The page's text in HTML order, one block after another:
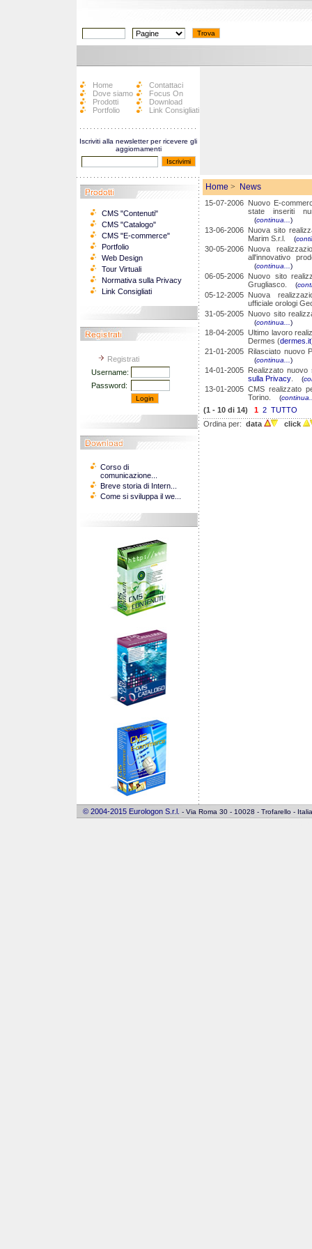
Home
Contattaci
Dove siamo
Focus On
Prodotti
Download
Portfolio
Link Consigliati
Iscriviti alla newsletter per ricevere gli
aggiornamenti
CMS "Contenuti"
CMS "Catalogo"
CMS "E-commerce"
Portfolio
Web Design
Tour Virtuali
Normativa sulla Privacy
Link Consigliati
Registrati
Username:
Password:
Corso di
comunicazione...
Breve storia di Intern...
Come si sviluppa il we...
Home > News
15-07-2006 Nuovo E-
state inseriti
(continua... )
13-06-2006 Nuova sito
Marim S.r.l. (
30-05-2006 Nuova
all'innovativo
(continua... )
06-05-2006 Nuovo sito
Grugliasco. (
05-12-2005 Nuova
ufficiale orologi
31-05-2005 Nuovo sito
(continua... )
18-04-2005 Ultimo lavoro
Dermes (dermes.it
21-01-2005 Rilasciato nuovo
(continua... )
14-01-2005 Realizzato
sulla Privacy
(
13-01-2005 CMS realizzato
Torino. (
(1 - 10 di 14) 1 2 TUTTO
Ordina per: data click
© 2004-2015 Eurologon S.r.l. - Via Roma 30 - 10028 - Trofarello -